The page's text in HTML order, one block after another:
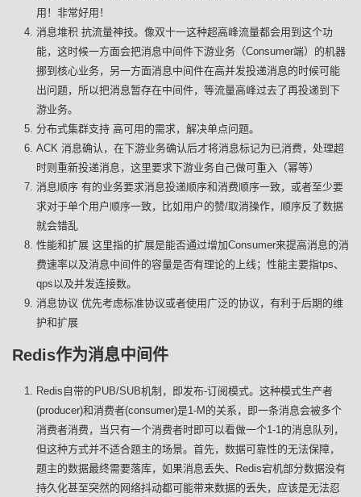
用！非常好用！
消息堆积 抗流量神技。像双十一这种超高峰流量都会用到这个功
能，这时候一方面会把消息中间件下游业务（Consumer端）的机器
挪到核心业务，另一方面消息中间件在高并发投递消息的时候可能
出问题，所以把消息暂存在中间件，等流量高峰过去了再投递到下
游业务。
分布式集群支持 高可用的需求，解决单点问题。
ACK 消息确认，在下游业务确认后才将消息标记为已消费，处理超
时则重新投递消息，这里要求下游业务自己做可重入（幂等）
消息顺序 有的业务要求消息投递顺序和消费顺序一致，或者至少要
求对于单个用户顺序一致，比如用户的赞/取消操作，顺序反了数据
就会错乱
性能和扩展 这里指的扩展是能否通过增加Consumer来提高消息的消
费速率以及消息中间件的容量是否有理论的上线；性能主要指tps、
qps以及并发连接数。
消息协议 优先考虑标准协议或者使用广泛的协议，有利于后期的维
护和扩展
Redis作为消息中间件
Redis自带的PUB/SUB机制，即发布-订阅模式。这种模式生产者
(producer)和消费者(consumer)是1-M的关系，即一条消息会被多个
消费者消费，当只有一个消费者时即可以看做一个1-1的消息队列，
但这种方式并不适合题主的场景。首先，数据可靠性的无法保障，
题主的数据最终需要落库，如果消息丢失、Redis宕机部分数据没有
持久化甚至突然的网络抖动都可能带来数据的丢失，应该是无法忍